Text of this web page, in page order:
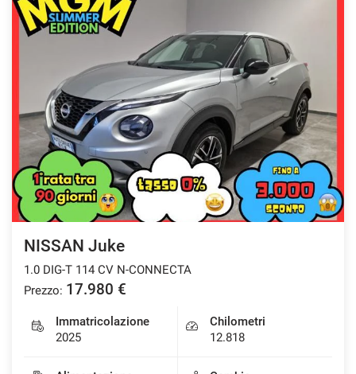
NISSAN Juke
1.0 DIG-T 114 CV N-CONNECTA
Prezzo: 17.980 €
Immatricolazione
2025
Chilometri
12.818